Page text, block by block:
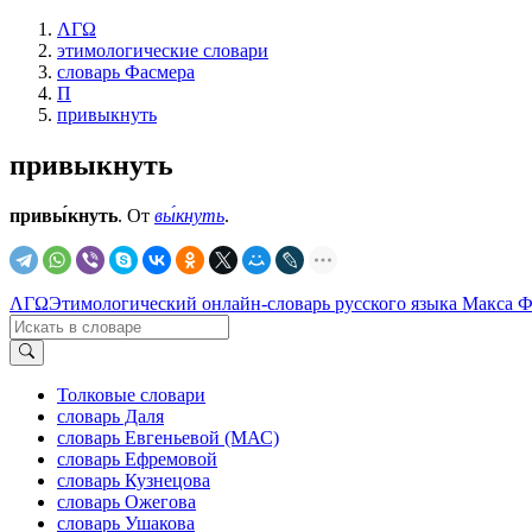
ΛΓΩ
этимологические словари
словарь Фасмера
П
привыкнуть
привыкнуть
привы́кнуть. От вы́кнуть.
ΛΓΩЭтимологический онлайн-словарь русского языка Макса
Толковые словари
словарь Даля
словарь Евгеньевой (МАС)
словарь Ефремовой
словарь Кузнецова
словарь Ожегова
словарь Ушакова